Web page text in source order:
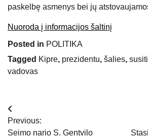
paskelbę asmenys bei jų
Nuoroda į informacijos šaltinį
Posted in POLITIKA
Tagged Kipre, prezidentu, šalies,
vadovas
Navigacija
tarp
Previous:
Seimo nario S. Gentvilo